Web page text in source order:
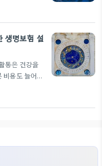
다. 자신의
높아지면서
사례에서도 확
비용의 균형
치료 비용을
한다. 본문
를 다룬다. 스
위 보험의 차
생명보험 설
동은 건강을
비용도 늘어납
습니다. 생
상해로 인한